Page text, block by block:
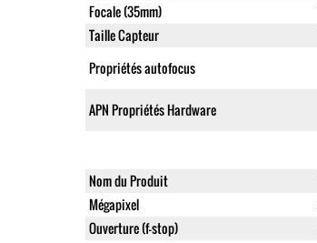
Focale (35mm)
Taille Capteur
Propriétés autofocus
APN Propriétés Hardware
Nom du Produit
Mégapixel
Ouverture (f-stop)